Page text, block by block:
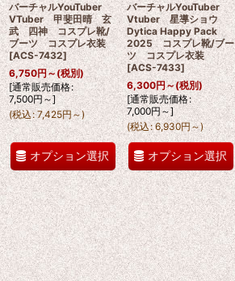
バーチャルYouTuber
VTuber 甲斐田晴 玄
武 四神 コスプレ靴/
ブーツ コスプレ衣装
[ACS-7432]
6,750円～(税別)
[通常販売価格:
7,500円～]
(税込: 7,425円～)
オプション選択
バーチャルYouTuber
Vtuber 星導ショウ
Dytica Happy Pack
2025 コスプレ靴/ブー
ツ コスプレ衣装
[ACS-7433]
6,300円～(税別)
[通常販売価格:
7,000円～]
(税込: 6,930円～)
オプション選択